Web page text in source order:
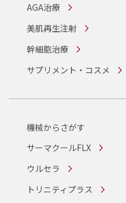
AGA治療
美肌再生注射
幹細胞治療
サプリメント・コスメ
機械からさがす
サーマクールFLX
ウルセラ
トリニティプラス